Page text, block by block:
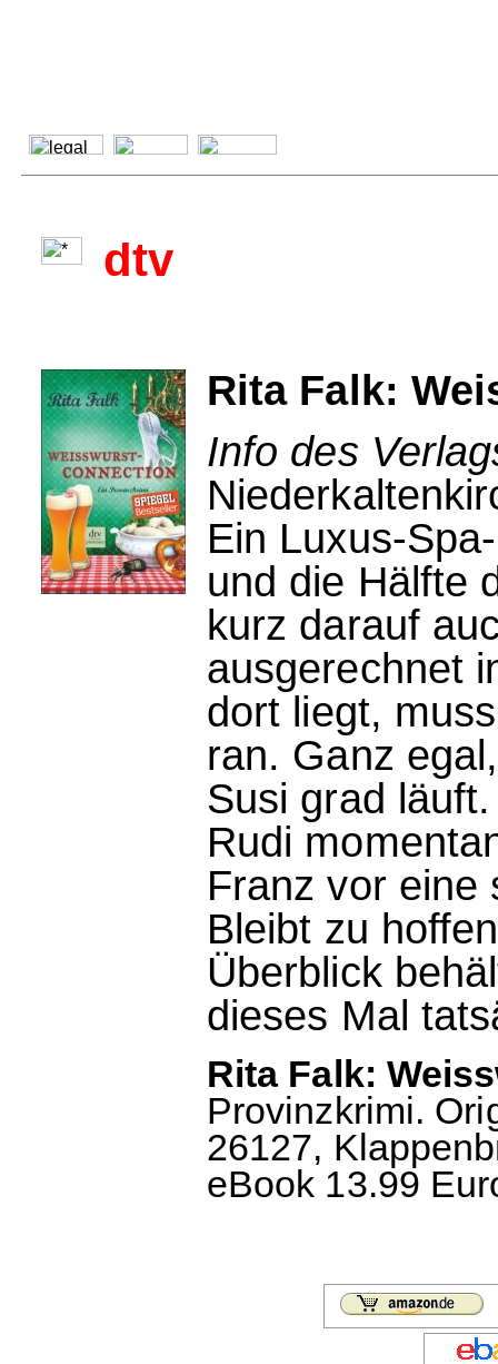
dtv
Rita Falk:
Info des
Ein Luxus-
und die Hälfte
kurz darauf
ausgerechnet
dort liegt,
ran. Ganz
Susi grad
Rudi
Franz vor eine
Bleibt zu
Überblick
dieses Mal
Rita Falk:
Provinzkrimi.
26127,
eBook 13.99